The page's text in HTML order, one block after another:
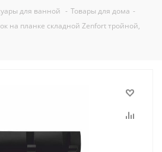
для ванной - Товары для дома -
на планке складной Zenfort тройной,